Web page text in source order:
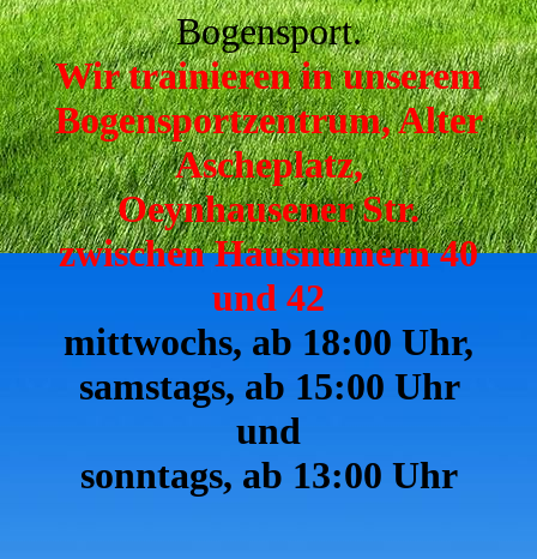
Bogensport.
Wir trainieren in unserem
Bogensportzentrum, Alter
Ascheplatz,
Oeynhausener Str.
zwischen Hausnumern 40
und 42
mittwochs, ab 18:00 Uhr,
samstags, ab 15:00 Uhr
und
sonntags, ab 13:00 Uhr